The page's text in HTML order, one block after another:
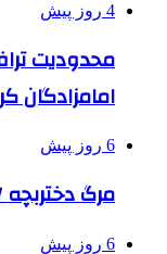
4 روز پیش
محدودیت
6 روز پیش
مرگ دختربچه ۷ ساله در پارک اسلامشهر
6 روز پیش